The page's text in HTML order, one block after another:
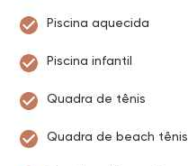
Piscina aquecida
Piscina infantil
Quadra de tênis
Quadra de beach tênis